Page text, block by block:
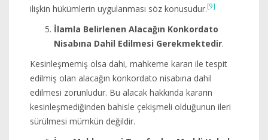
ilişkin hükümlerin uygulanması söz konusudur.[9]
İlamla Belirlenen Alacağın Konkordato
Nisabına Dahil Edilmesi Gerekmektedir.
Kesinleşmemiş olsa dahi, mahkeme kararı ile tespit
edilmiş olan alacağın konkordato nisabına dahil
edilmesi zorunludur. Bu alacak hakkında kararın
kesinleşmediğinden bahisle çekişmeli olduğunun ileri
sürülmesi mümkün değildir.